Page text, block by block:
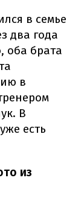
в семье
два года
оба брата
в
В
есть
из